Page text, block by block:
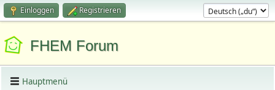
Einloggen Registrieren
FHEM Forum
Hauptmenü